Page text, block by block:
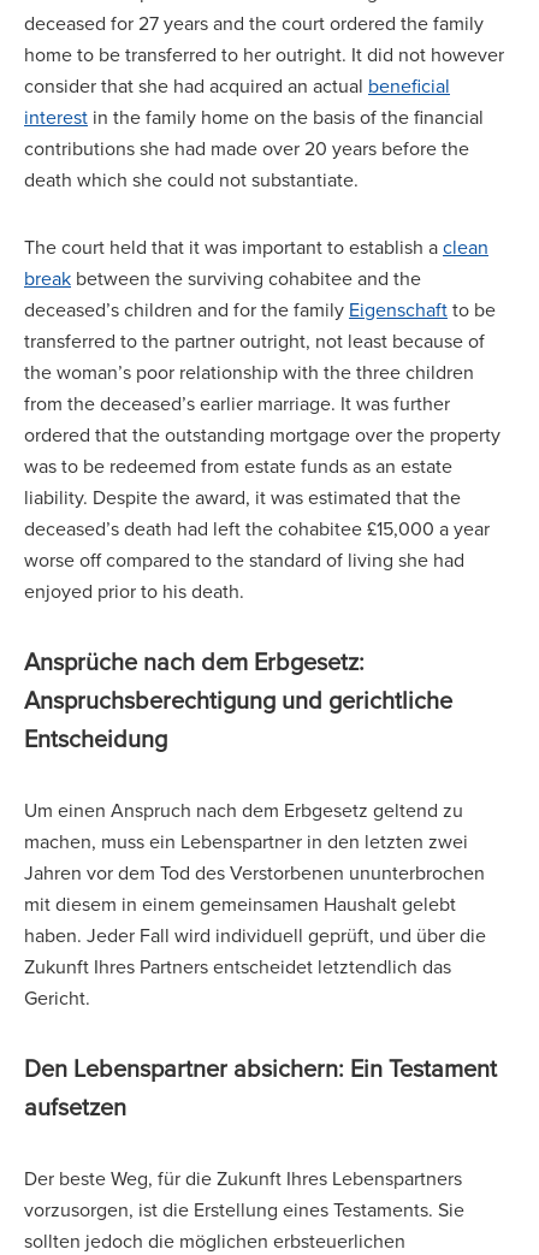
deceased for 27 years and the court ordered the family
home to be transferred to her outright. It did not however
consider that she had acquired an actual beneficial
interest in the family home on the basis of the financial
contributions she had made over 20 years before the
death which she could not substantiate.
The court held that it was important to establish aclean
break between the surviving cohabitee and the
deceased’s children and for the family Eigenschaftto be
transferred to the partner outright, not least because of
the woman’s poor relationship with the three children
from the deceased’s earlier marriage. It was further
ordered that the outstanding mortgage over the property
was to be redeemed from estate funds as an estate
liability. Despite the award, it was estimated that the
deceased’s death had left the cohabitee £15,000 a year
worse off compared to the standard of living she had
enjoyed prior to his death.
Ansprüche nach dem Erbgesetz:
Anspruchsberechtigung und gerichtliche
Entscheidung
Um einen Anspruch nach dem Erbgesetz geltend zu
machen, muss ein Lebenspartner in den letzten zwei
Jahren vor dem Tod des Verstorbenen ununterbrochen
mit diesem in einem gemeinsamen Haushalt gelebt
haben. Jeder Fall wird individuell geprüft, und über die
Zukunft Ihres Partners entscheidet letztendlich das
Gericht.
Den Lebenspartner absichern: Ein Testament
aufsetzen
Der beste Weg, für die Zukunft Ihres Lebenspartners
vorzusorgen, ist die Erstellung eines Testaments. Sie
sollten jedoch die möglichen erbsteuerlichen